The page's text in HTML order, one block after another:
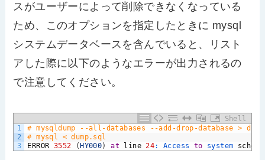
スがユーザーによって削除できなくなっている
ため、このオプションを指定したときに mysql
システムデータベースを含んでいると、リスト
アした際に以下のようなエラーが出力されるの
で注意してください。
Shell
1
2
3
# mysqldump --all-databases --add-drop-database >
# mysql < dump.sql
ERROR 3552 ( HY000) at line 24: Access to system schema